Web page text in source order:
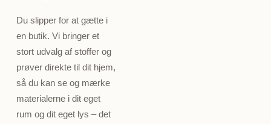
Du slipper for at gætte i
en butik. Vi bringer et
stort udvalg af stoffer og
prøver direkte til dit hjem,
så du kan se og mærke
materialerne i dit eget
rum og dit eget lys – det